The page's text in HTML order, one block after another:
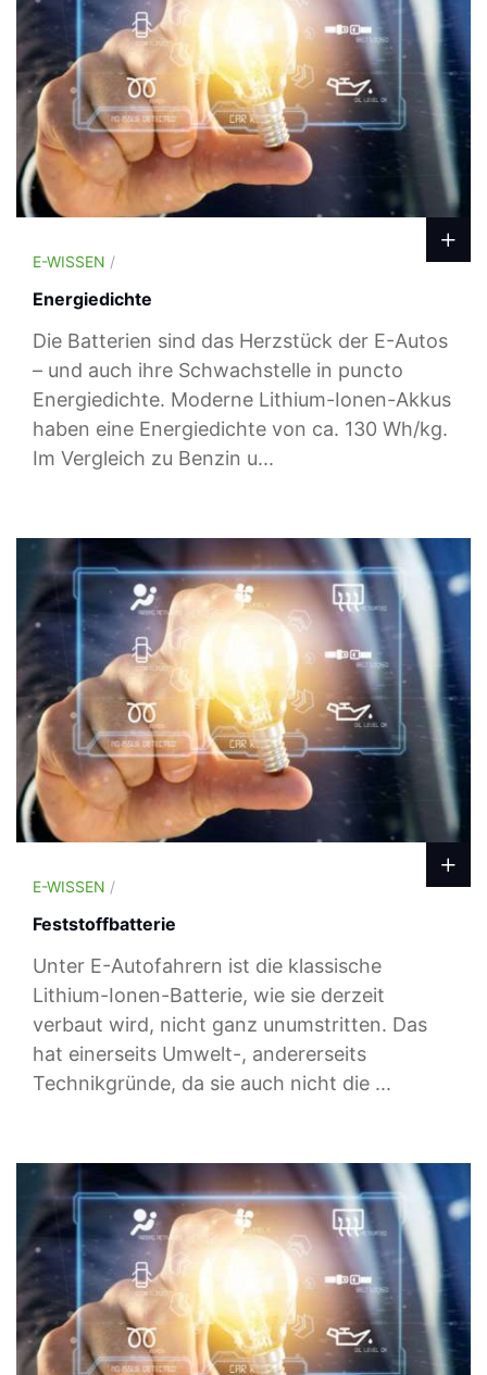
E-WISSEN /
Energiedichte
Die Batterien sind das Herzstück der E-Autos
– und auch ihre Schwachstelle in puncto
Energiedichte. Moderne Lithium-Ionen-Akkus
haben eine Energiedichte von ca. 130 Wh/kg.
Im Vergleich zu Benzin u...
E-WISSEN /
Feststoffbatterie
Unter E-Autofahrern ist die klassische
Lithium-Ionen-Batterie, wie sie derzeit
verbaut wird, nicht ganz unumstritten. Das
hat einerseits Umwelt-, andererseits
Technikgründe, da sie auch nicht die ...